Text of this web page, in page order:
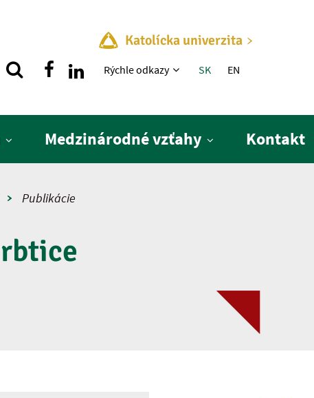
Katolícka univerzita
Rýchle menu
Rýchle odkazy SK EN
Medzinárodné vzťahy Kontakt
Publikácie